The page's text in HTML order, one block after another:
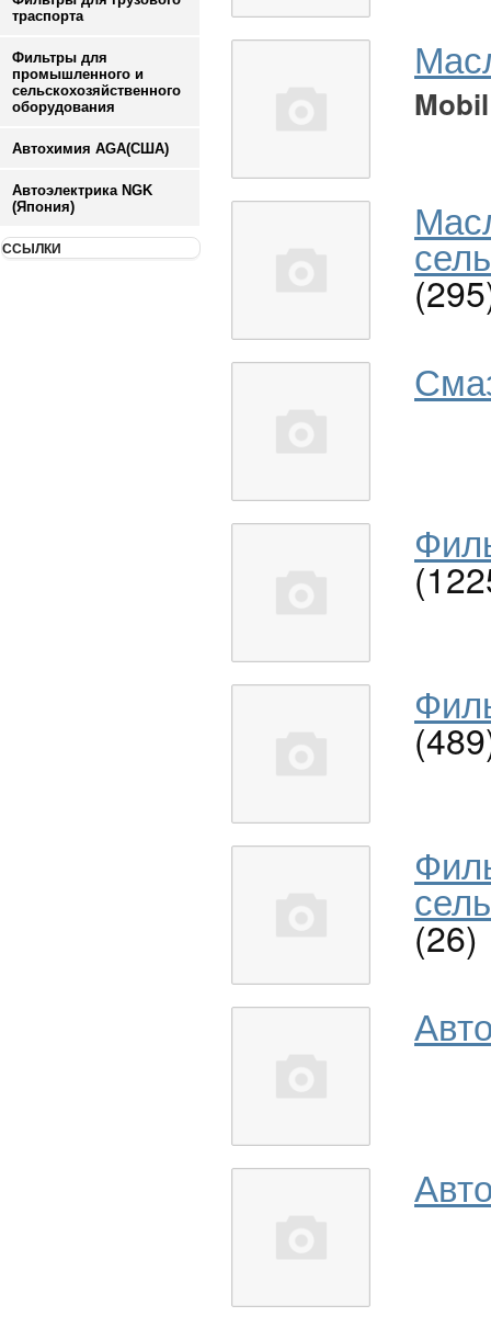
траспорта
Фильтры для
промышленного и
сельскохозяйственного
оборудования
Автохимия AGA(США)
Автоэлектрика NGK
(Япония)
ССЫЛКИ
Mobil
(26)